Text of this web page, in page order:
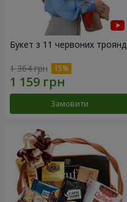
Букет з 11 червоних троянд
1 364 грн
Замовити